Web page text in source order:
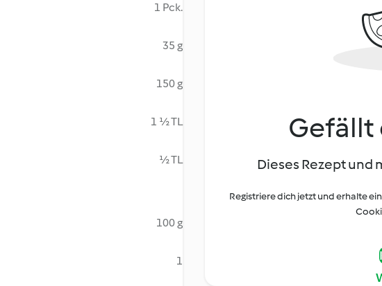
1 Pck.
35 g
150 g
1 ½ TL
½ TL
100 g
1
Gefällt
Dieses Rezept und
Registriere dich jetzt und erhalte